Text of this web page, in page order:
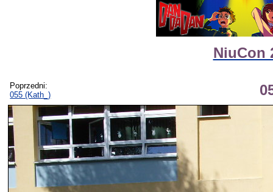
NiuCon
Poprzedni:
055 (Kath_)